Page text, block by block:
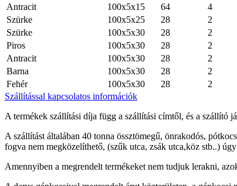
Antracit
100x5x15 64 4
Szürke
100x5x25 28 2
Szürke
100x5x30 28 2
Piros
100x5x30 28 2
Antracit
100x5x30 28 2
Barna
100x5x30 28 2
Fehér
100x5x30 28 2
Szállítással kapcsolatos információk
A termékek szállítási díja függ a szállítási címtől, és a szállító
A szállítást általában 40 tonna össztömegű, önrakodós,
fogva nem megközelíthető, (szűk utca, zsák utca,köz stb..)
Amennyiben a megrendelt termékeket nem tudjuk lerakni,